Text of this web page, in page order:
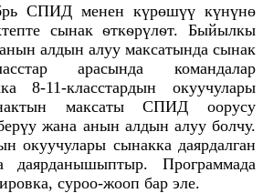
СПИД менен күрөшүү күнүнө
сынак ѳткѳрүлѳт. Быйылкы
алдын алуу максатында сынак
арасында командалар
8-11-класстардын окуучулары
максаты СПИД оорусу
жана анын алдын алуу болчу.
окуучулары сынакка даярдалган
даярданышыптыр. Программада
суроо-жооп бар эле.